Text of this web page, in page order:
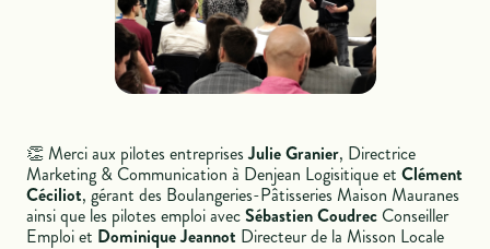
👏 Merci aux pilotes entreprisesJulie Granier, Directrice
Marketing & Communication à Denjean Logisitique etClément
Céciliot, gérant des Boulangeries-Pâtisseries Maison Mauranes
ainsi que les pilotes emploi avecSébastien Coudrec Conseiller
Emploi et Dominique Jeannot Directeur de la Misson Locale